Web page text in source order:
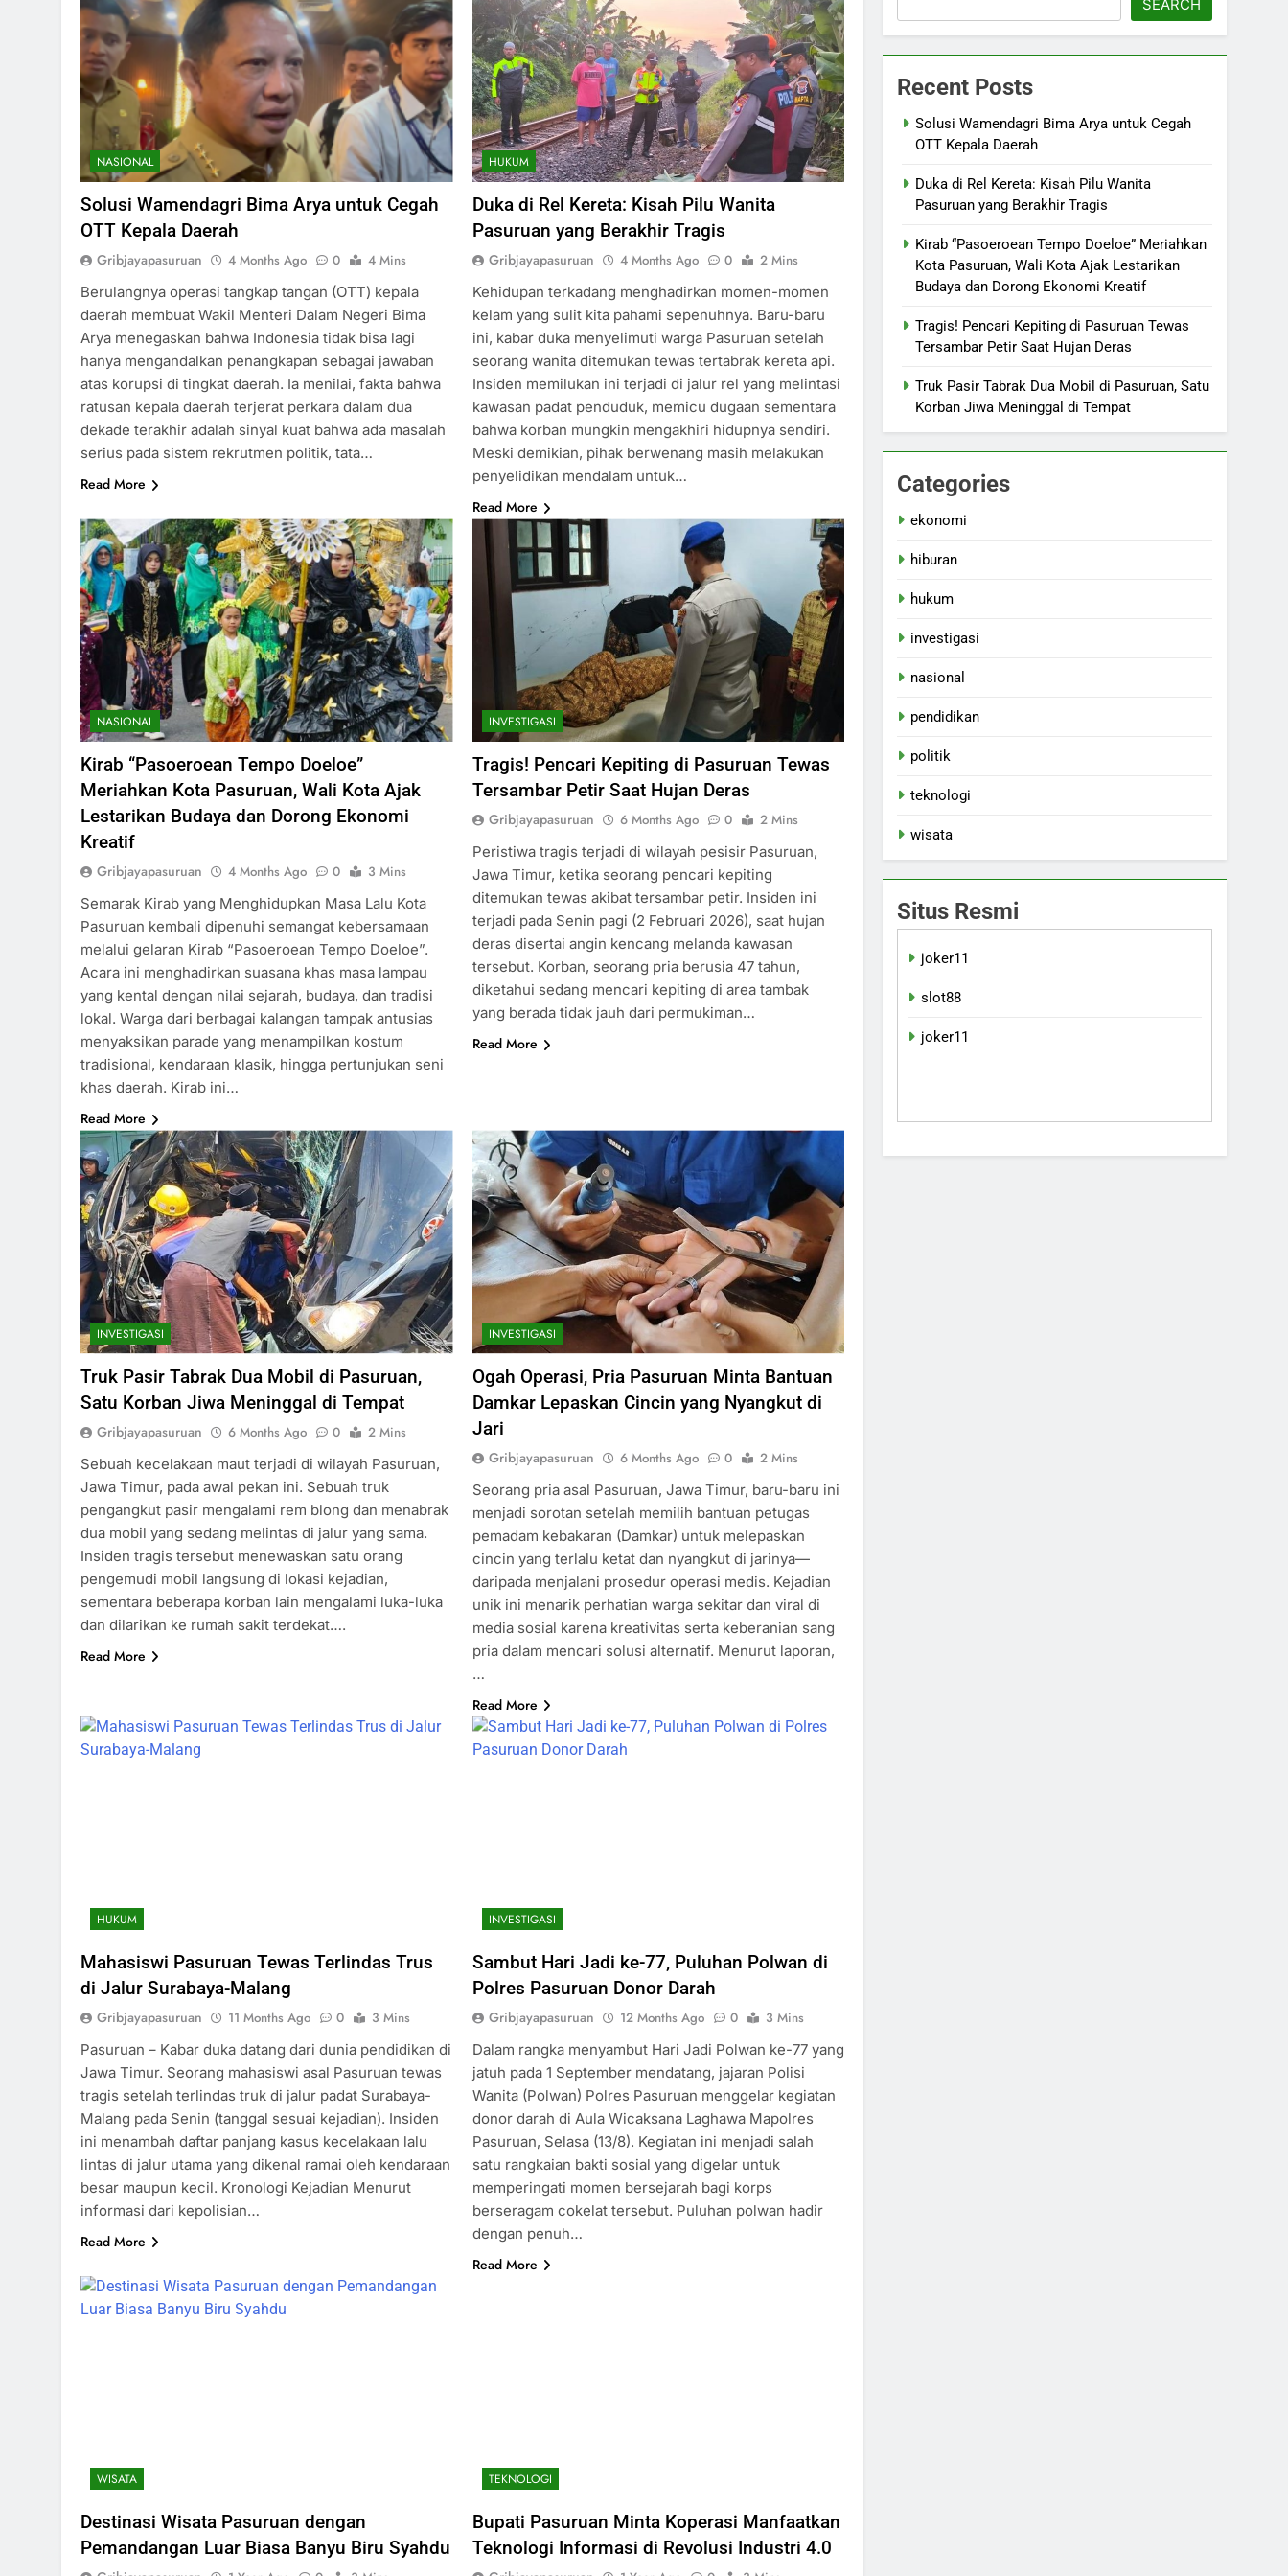
NASIONAL
Solusi Wamendagri Bima Arya untuk Cegah
OTT Kepala Daerah
Gribjayapasuruan 4 Months Ago 0
4 Mins
Berulangnya operasi tangkap tangan (OTT) kepala
daerah membuat Wakil Menteri Dalam Negeri Bima
Arya menegaskan bahwa Indonesia tidak bisa lagi
hanya mengandalkan penangkapan sebagai jawaban
atas korupsi di tingkat daerah. Ia menilai, fakta bahwa
ratusan kepala daerah terjerat perkara dalam dua
dekade terakhir adalah sinyal kuat bahwa ada masalah
serius pada sistem rekrutmen politik, tata…
Read More
HUKUM
Duka di Rel Kereta: Kisah Pilu Wanita
Pasuruan yang Berakhir Tragis
Gribjayapasuruan 4 Months Ago 0
2 Mins
Kehidupan terkadang menghadirkan momen-momen
kelam yang sulit kita pahami sepenuhnya. Baru-baru
ini, kabar duka menyelimuti warga Pasuruan setelah
seorang wanita ditemukan tewas tertabrak kereta api.
Insiden memilukan ini terjadi di jalur rel yang melintasi
kawasan padat penduduk, memicu dugaan sementara
bahwa korban mungkin mengakhiri hidupnya sendiri.
Meski demikian, pihak berwenang masih melakukan
penyelidikan mendalam untuk…
Read More
NASIONAL
Kirab “Pasoeroean Tempo Doeloe”
Meriahkan Kota Pasuruan, Wali Kota Ajak
Lestarikan Budaya dan Dorong Ekonomi
Kreatif
Gribjayapasuruan 4 Months Ago 0
3 Mins
Semarak Kirab yang Menghidupkan Masa Lalu Kota
Pasuruan kembali dipenuhi semangat kebersamaan
melalui gelaran Kirab “Pasoeroean Tempo Doeloe”.
Acara ini menghadirkan suasana khas masa lampau
yang kental dengan nilai sejarah, budaya, dan tradisi
lokal. Warga dari berbagai kalangan tampak antusias
menyaksikan parade yang menampilkan kostum
tradisional, kendaraan klasik, hingga pertunjukan seni
khas daerah. Kirab ini…
Read More
INVESTIGASI
Tragis! Pencari Kepiting di Pasuruan Tewas
Tersambar Petir Saat Hujan Deras
Gribjayapasuruan 6 Months Ago 0
2 Mins
Peristiwa tragis terjadi di wilayah pesisir Pasuruan,
Jawa Timur, ketika seorang pencari kepiting
ditemukan tewas akibat tersambar petir. Insiden ini
terjadi pada Senin pagi (2 Februari 2026), saat hujan
deras disertai angin kencang melanda kawasan
tersebut. Korban, seorang pria berusia 47 tahun,
diketahui sedang mencari kepiting di area tambak
yang berada tidak jauh dari permukiman…
Read More
INVESTIGASI
Truk Pasir Tabrak Dua Mobil di Pasuruan,
Satu Korban Jiwa Meninggal di Tempat
Gribjayapasuruan 6 Months Ago 0
2 Mins
Sebuah kecelakaan maut terjadi di wilayah Pasuruan,
Jawa Timur, pada awal pekan ini. Sebuah truk
pengangkut pasir mengalami rem blong dan menabrak
dua mobil yang sedang melintas di jalur yang sama.
Insiden tragis tersebut menewaskan satu orang
pengemudi mobil langsung di lokasi kejadian,
sementara beberapa korban lain mengalami luka-luka
dan dilarikan ke rumah sakit terdekat….
Read More
INVESTIGASI
Ogah Operasi, Pria Pasuruan Minta Bantuan
Damkar Lepaskan Cincin yang Nyangkut di
Jari
Gribjayapasuruan 6 Months Ago 0
2 Mins
Seorang pria asal Pasuruan, Jawa Timur, baru-baru ini
menjadi sorotan setelah memilih bantuan petugas
pemadam kebakaran (Damkar) untuk melepaskan
cincin yang terlalu ketat dan nyangkut di jarinya—
daripada menjalani prosedur operasi medis. Kejadian
unik ini menarik perhatian warga sekitar dan viral di
media sosial karena kreativitas serta keberanian sang
pria dalam mencari solusi alternatif. Menurut laporan,
…
Read More
HUKUM
Mahasiswi Pasuruan Tewas Terlindas Trus
di Jalur Surabaya-Malang
Gribjayapasuruan 11 Months Ago 0
3 Mins
Pasuruan – Kabar duka datang dari dunia pendidikan di
Jawa Timur. Seorang mahasiswi asal Pasuruan tewas
tragis setelah terlindas truk di jalur padat Surabaya-
Malang pada Senin (tanggal sesuai kejadian). Insiden
ini menambah daftar panjang kasus kecelakaan lalu
lintas di jalur utama yang dikenal ramai oleh kendaraan
besar maupun kecil. Kronologi Kejadian Menurut
informasi dari kepolisian…
Read More
INVESTIGASI
Sambut Hari Jadi ke-77, Puluhan Polwan di
Polres Pasuruan Donor Darah
Gribjayapasuruan 12 Months Ago 0
3 Mins
Dalam rangka menyambut Hari Jadi Polwan ke-77 yang
jatuh pada 1 September mendatang, jajaran Polisi
Wanita (Polwan) Polres Pasuruan menggelar kegiatan
donor darah di Aula Wicaksana Laghawa Mapolres
Pasuruan, Selasa (13/8). Kegiatan ini menjadi salah
satu rangkaian bakti sosial yang digelar untuk
memperingati momen bersejarah bagi korps
berseragam cokelat tersebut. Puluhan polwan hadir
dengan penuh…
Read More
WISATA
Destinasi Wisata Pasuruan dengan
Pemandangan Luar Biasa Banyu Biru Syahdu
TEKNOLOGI
Bupati Pasuruan Minta Koperasi Manfaatkan
Teknologi Informasi di Revolusi Industri 4.0
SEARCH
Recent Posts
Solusi Wamendagri Bima Arya untuk Cegah
OTT Kepala Daerah
Duka di Rel Kereta: Kisah Pilu Wanita
Pasuruan yang Berakhir Tragis
Kirab “Pasoeroean Tempo Doeloe” Meriahkan
Kota Pasuruan, Wali Kota Ajak Lestarikan
Budaya dan Dorong Ekonomi Kreatif
Tragis! Pencari Kepiting di Pasuruan Tewas
Tersambar Petir Saat Hujan Deras
Truk Pasir Tabrak Dua Mobil di Pasuruan, Satu
Korban Jiwa Meninggal di Tempat
Categories
ekonomi
hiburan
hukum
investigasi
nasional
pendidikan
politik
teknologi
wisata
Situs Resmi
joker11
slot88
joker11